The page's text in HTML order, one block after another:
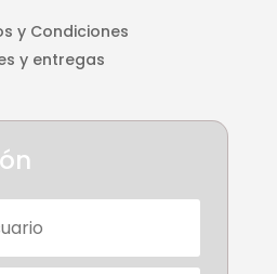
y Condiciones
y entregas